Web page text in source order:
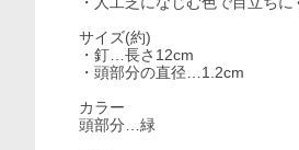
サイズ(約)
・釘…長さ12cm
・頭部分の直径…1.2cm
カラー
頭部分…緑